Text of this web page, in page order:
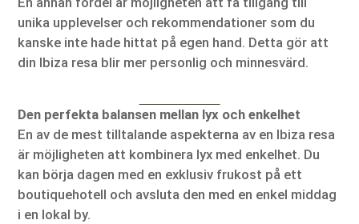
unika upplevelser och rekommendationer som du
kanske inte hade hittat på egen hand. Detta gör att
din Ibiza resa blir mer personlig och minnesvärd.
Den perfekta balansen mellan lyx och enkelhet
En av de mest tilltalande aspekterna av en Ibiza resa
är möjligheten att kombinera lyx med enkelhet. Du
kan börja dagen med en exklusiv frukost på ett
boutiquehotell och avsluta den med en enkel middag
i en lokal by.